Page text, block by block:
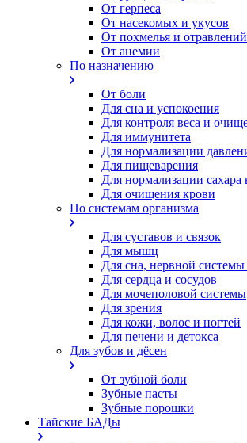
От герпеса
От насекомых и укусов
От похмелья и отравлений
От анемии
По назначению
От боли
Для сна и успокоения
Для контроля веса и
Для иммунитета
Для нормализации
Для пищеварения
Для нормализации сахара
Для очищения крови
По системам организма
Для суставов и связок
Для мышц
Для сна, нервной системы
Для сердца и сосудов
Для мочеполовой системы
Для зрения
Для кожи, волос и ногтей
Для печени и детокса
Для зубов и дёсен
От зубной боли
Зубные пасты
Зубные порошки
Тайские БАДы